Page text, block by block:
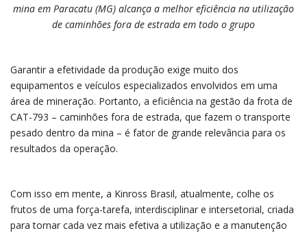
mina em Paracatu (MG) alcança a melhor eficiência na utilização
de caminhões fora de estrada em todo o grupo
Garantir a efetividade da produção exige muito dos
equipamentos e veículos especializados envolvidos em uma
área de mineração. Portanto, a eficiência na gestão da frota de
CAT-793 – caminhões fora de estrada, que fazem o transporte
pesado dentro da mina – é fator de grande relevância para os
resultados da operação.
Com isso em mente, a Kinross Brasil, atualmente, colhe os
frutos de uma força-tarefa, interdisciplinar e intersetorial, criada
para tornar cada vez mais efetiva a utilização e a manutenção